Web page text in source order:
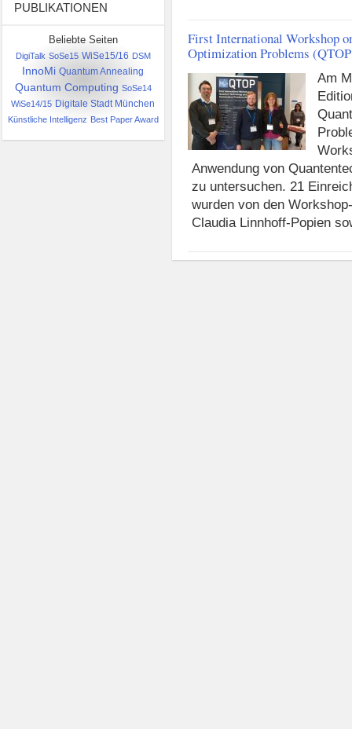
PUBLIKATIONEN
Beliebte Seiten
DigiTalk SoSe15 WiSe15/16 DSM
InnoMi Quantum Annealing
Quantum Computing SoSe14
WiSe14/15 Digitale Stadt München
Künstliche Intelligenz Best Paper Award
First International Workshop
Optimization Problems
Am
Anwendung von
zu untersuchen. 21
wurden von den
Claudia Linnhoff-Popien